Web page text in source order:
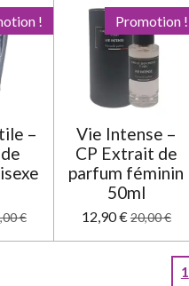
!
–
€
Promotion !
Vie Intense –
CP Extrait de
parfum féminin
50ml
12,90 €20,00 €
1